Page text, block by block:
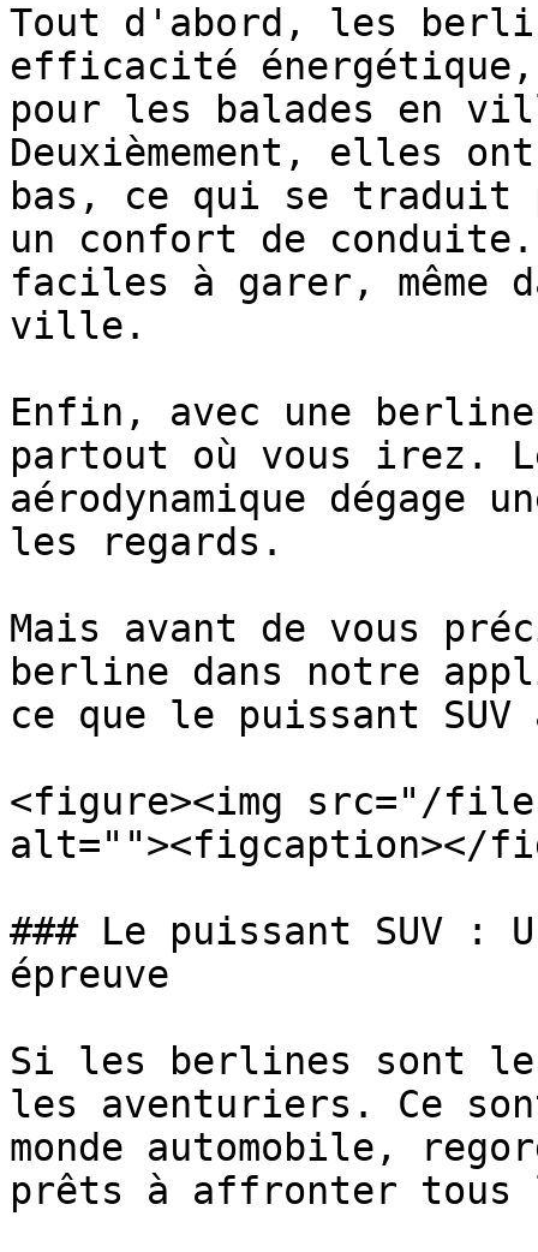
Tout d'abord, les
efficacité
pour les balades en
Deuxièmement, elles
bas, ce qui se traduit
un confort de
faciles à garer, même
ville.
Enfin, avec une
partout où vous irez.
aérodynamique
les regards.
Mais avant de vous
berline dans notre
ce que le puissant
<figure><img src="/files/
alt=""><figcaption></
### Le puissant SUV :
épreuve
Si les berlines sont
les aventuriers. Ce
monde automobile,
prêts à affronter